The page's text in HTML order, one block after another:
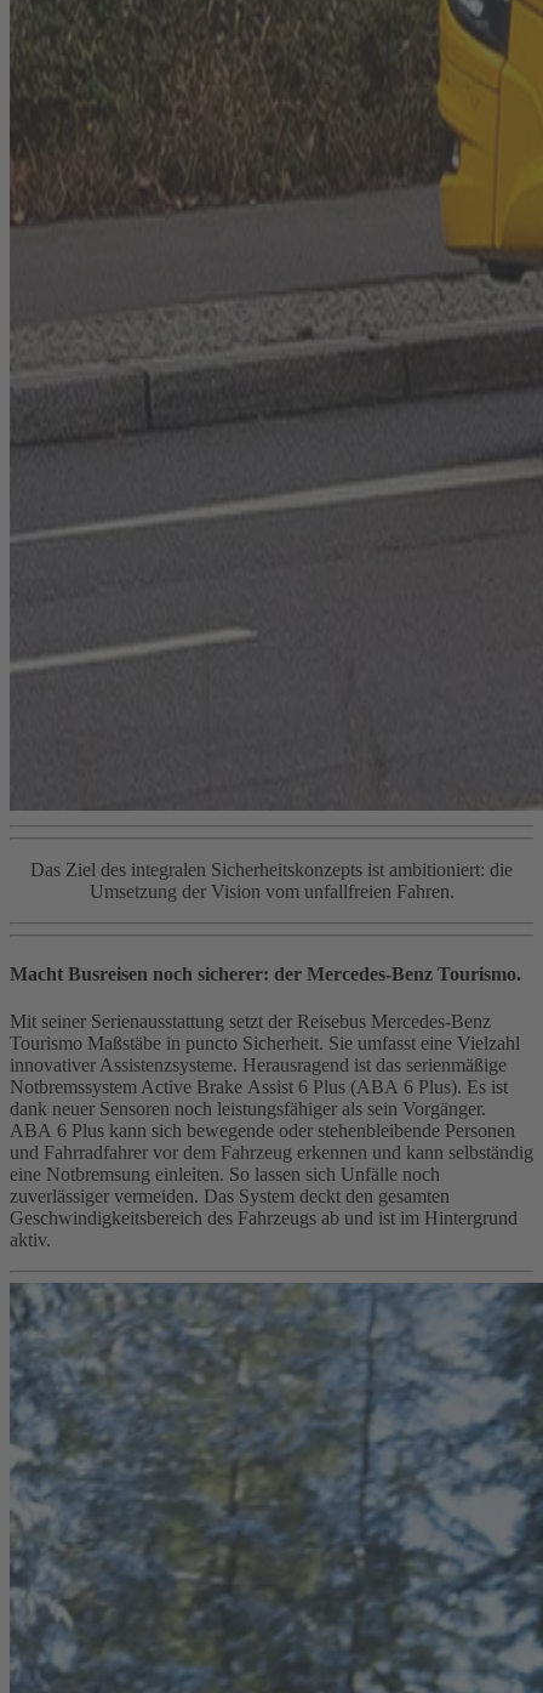
Das Ziel des integralen Sicherheitskonzepts ist ambitioniert: die
Umsetzung der Vision vom unfallfreien Fahren.
Macht Busreisen noch sicherer: der Mercedes‑Benz Tourismo.
Mit seiner Serienausstattung setzt der Reisebus Mercedes‑Benz
Tourismo Maßstäbe in puncto Sicherheit. Sie umfasst eine Vielzahl
innovativer Assistenzsysteme. Herausragend ist das serienmäßige
Notbremssystem Active Brake Assist 6 Plus (ABA 6 Plus). Es ist
dank neuer Sensoren noch leistungsfähiger als sein Vorgänger.
ABA 6 Plus kann sich bewegende oder stehenbleibende Personen
und Fahrradfahrer vor dem Fahrzeug erkennen und kann selbständig
eine Notbremsung einleiten. So lassen sich Unfälle noch
zuverlässiger vermeiden. Das System deckt den gesamten
Geschwindigkeitsbereich des Fahrzeugs ab und ist im Hintergrund
aktiv.